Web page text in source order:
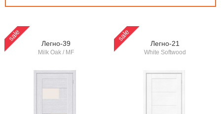
sale
Легно-39
Milk Oak / MF
sale
Легно-21
White Softwood